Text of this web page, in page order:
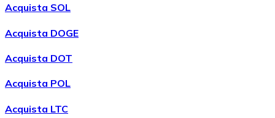
Acquista SOL
Acquista DOGE
Acquista DOT
Acquista POL
Acquista LTC